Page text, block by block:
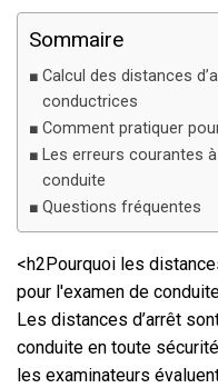
Sommaire
Calcul des distances
conductrices
Comment pratiquer
Les erreurs courantes
conduite
Questions fréquentes
<h2Pourquoi les
pour l'examen de
Les distances d’arrêt
conduite en toute
les examinateurs